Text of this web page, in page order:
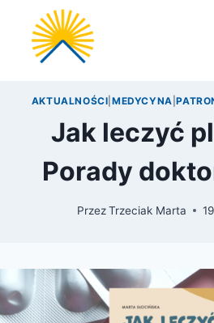
Przejdź
treści
AKTUALNOŚCI |MEDYCYNA |
Jak leczyć
Porady
PrzezTrzeciak Marta